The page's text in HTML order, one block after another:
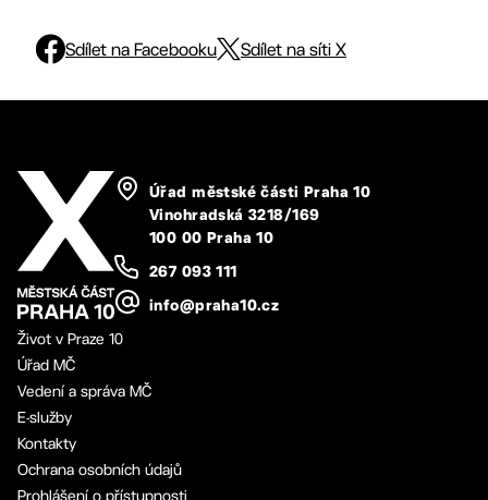
Sdílet na Facebooku Sdílet na síti X
Úřad městské části Praha 10
Vinohradská 3218/169
100 00 Praha 10
267 093 111
info@praha10.cz
Život v Praze 10
Úřad MČ
Vedení a správa MČ
E-služby
Kontakty
Ochrana osobních údajů
Prohlášení o přístupnosti